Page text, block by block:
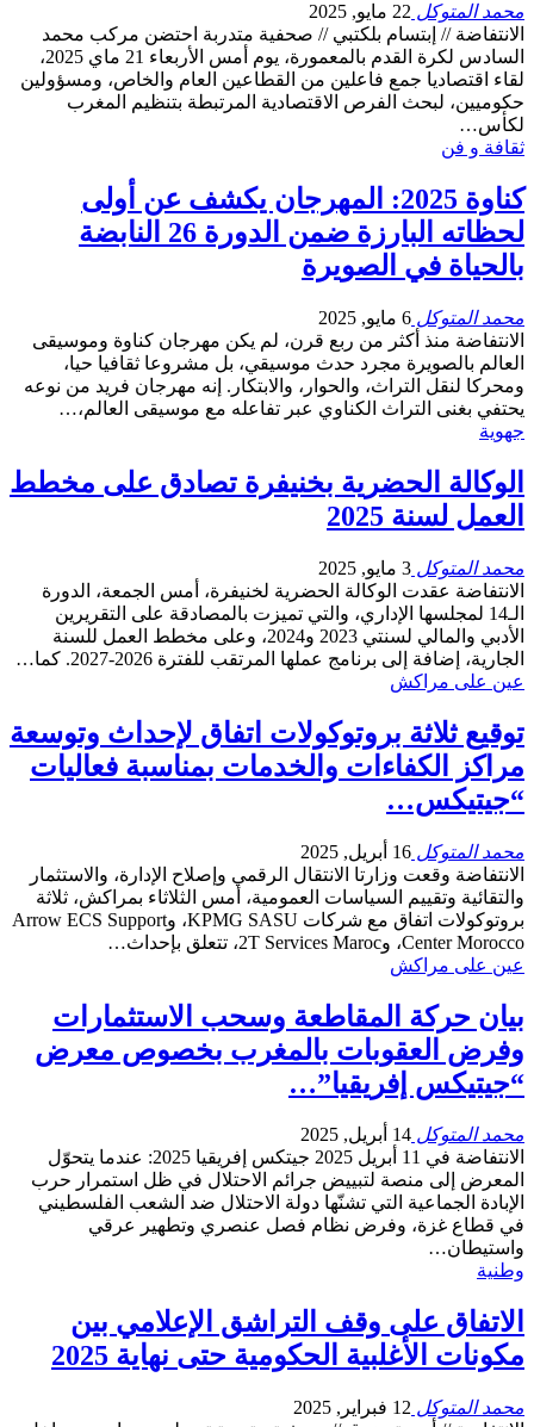
محمد المتوكل 22 مايو, 2025
الانتفاضة // إبتسام بلكتبي // صحفية متدربة احتضن مركب محمد
السادس لكرة القدم بالمعمورة، يوم أمس الأربعاء 21 ماي 2025،
لقاء اقتصاديا جمع فاعلين من القطاعين العام والخاص، ومسؤولين
حكوميين، لبحث الفرص الاقتصادية المرتبطة بتنظيم المغرب
لكأس…
ثقافة و فن
كناوة 2025: المهرجان يكشف عن أولى
لحظاته البارزة ضمن الدورة 26 النابضة
بالحياة في الصويرة
محمد المتوكل 6 مايو, 2025
الانتفاضة منذ أكثر من ربع قرن، لم يكن مهرجان كناوة وموسيقى
العالم بالصويرة مجرد حدث موسيقي، بل مشروعا ثقافيا حيا،
ومحركا لنقل التراث، والحوار، والابتكار. إنه مهرجان فريد من نوعه
يحتفي بغنى التراث الكناوي عبر تفاعله مع موسيقى العالم،…
جهوية
الوكالة الحضرية بخنيفرة تصادق على مخطط
العمل لسنة 2025
محمد المتوكل 3 مايو, 2025
الانتفاضة عقدت الوكالة الحضرية لخنيفرة، أمس الجمعة، الدورة
الـ14 لمجلسها الإداري، والتي تميزت بالمصادقة على التقريرين
الأدبي والمالي لسنتي 2023 و2024، وعلى مخطط العمل للسنة
الجارية، إضافة إلى برنامج عملها المرتقب للفترة 2026-2027. كما…
عين على مراكش
توقيع ثلاثة بروتوكولات اتفاق لإحداث وتوسعة
مراكز الكفاءات والخدمات بمناسبة فعاليات
“جيتيكس…
محمد المتوكل 16 أبريل, 2025
الانتفاضة وقعت وزارتا الانتقال الرقمي وإصلاح الإدارة، والاستثمار
والتقائية وتقييم السياسات العمومية، أمس الثلاثاء بمراكش، ثلاثة
بروتوكولات اتفاق مع شركات KPMG SASU، وArrow ECS Support
Center Morocco، و2T Services Maroc، تتعلق بإحداث…
عين على مراكش
بيان حركة المقاطعة وسحب الاستثمارات
وفرض العقوبات بالمغرب بخصوص معرض
“جيتيكس إفريقيا”…
محمد المتوكل 14 أبريل, 2025
الانتفاضة في 11 أبريل 2025 جيتكس إفريقيا 2025: عندما يتحوّل
المعرض إلى منصة لتبييض جرائم الاحتلال في ظل استمرار حرب
الإبادة الجماعية التي تشنّها دولة الاحتلال ضد الشعب الفلسطيني
في قطاع غزة، وفرض نظام فصل عنصري وتطهير عرقي
واستيطان…
وطنية
الاتفاق على وقف التراشق الإعلامي بين
مكونات الأغلبية الحكومية حتى نهاية 2025
محمد المتوكل 12 فبراير, 2025